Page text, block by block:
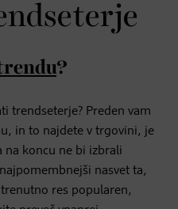
?
trendseterje? Preden vam
in to najdete v trgovini, je
na koncu ne bi izbrali
nasvet ta,
res popularen,